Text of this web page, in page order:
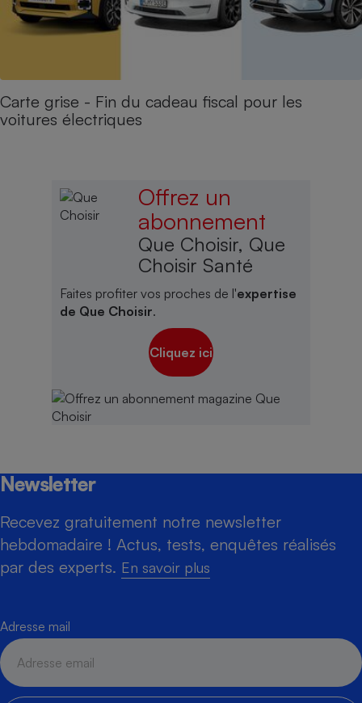
Carte grise - Fin du cadeau fiscal pour les
voitures électriques
Offrez un
abonnement
Que Choisir, Que
Choisir Santé
Faites profiter vos proches de l'expertise
de Que Choisir.
Cliquez ici
Newsletter
Recevez gratuitement notre newsletter
hebdomadaire ! Actus, tests, enquêtes réalisés
par des experts. En savoir plus
Adresse mail